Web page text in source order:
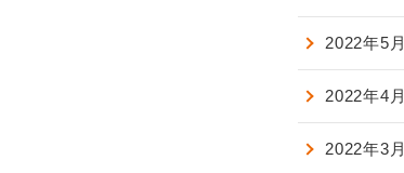
2022年5月
2022年4月
2022年3月